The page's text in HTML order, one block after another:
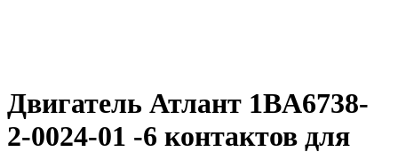
Двигатель Атлант 1BA6738-
2-0024-01 -6 контактов для